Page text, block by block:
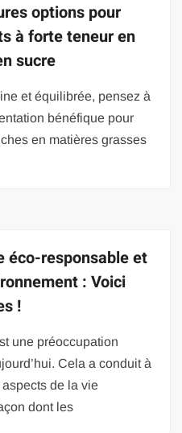
options pour
à forte teneur en
sucre
et équilibrée, pensez à
bénéfique pour
en matières grasses
éco-responsable et
: Voici
!
une préoccupation
Cela a conduit à
de la vie
dont les